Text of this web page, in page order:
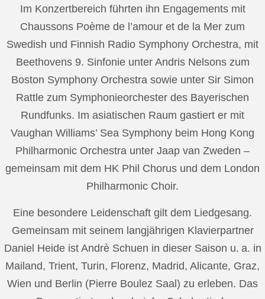
Im Konzertbereich führten ihn Engagements mit
Chaussons Poème de l’amour et de la Mer zum
Swedish und Finnish Radio Symphony Orchestra, mit
Beethovens 9. Sinfonie unter Andris Nelsons zum
Boston Symphony Orchestra sowie unter Sir Simon
Rattle zum Symphonieorchester des Bayerischen
Rundfunks. Im asiatischen Raum gastiert er mit
Vaughan Williams’ Sea Symphony beim Hong Kong
Philharmonic Orchestra unter Jaap van Zweden –
gemeinsam mit dem HK Phil Chorus und dem London
Philharmonic Choir.
Eine besondere Leidenschaft gilt dem Liedgesang.
Gemeinsam mit seinem langjährigen Klavierpartner
Daniel Heide ist Andrè Schuen in dieser Saison u. a. in
Mailand, Trient, Turin, Florenz, Madrid, Alicante, Graz,
Wien und Berlin (Pierre Boulez Saal) zu erleben. Das